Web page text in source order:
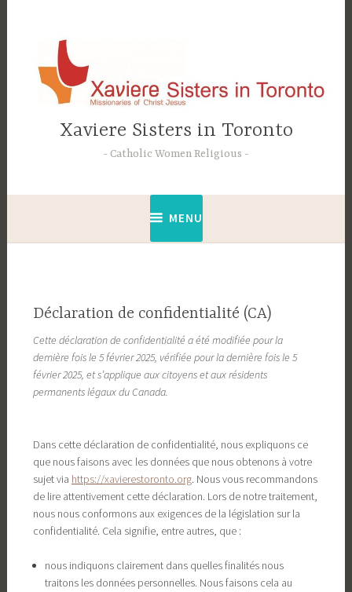
principal
Xaviere Sisters in Toronto
Catholic Women Religious
MENU
Déclaration de confidentialité (CA)
Cette déclaration de confidentialité a été modifiée pour la
dernière fois le 5 février 2025, vérifiée pour la dernière fois le 5
février 2025, et s’applique aux citoyens et aux résidents
permanents légaux du Canada.
Dans cette déclaration de confidentialité, nous expliquons ce
que nous faisons avec les données que nous obtenons à votre
sujet via https://xavierestoronto.org. Nous vous recommandons
de lire attentivement cette déclaration. Lors de notre traitement,
nous nous conformons aux exigences de la législation sur la
confidentialité. Cela signifie, entre autres, que :
nous indiquons clairement dans quelles finalités nous
traitons les données personnelles. Nous faisons cela au